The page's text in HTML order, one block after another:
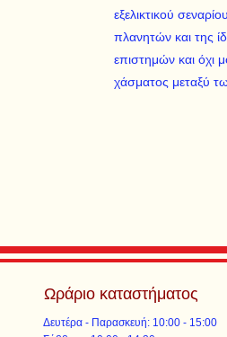
εξελικτικού
πλανητών και της
επιστημών και όχι
χάσματος μεταξύ
Ωράριο καταστήματος
Δευτέρα - Παρασκευή: 10:00 - 15:00